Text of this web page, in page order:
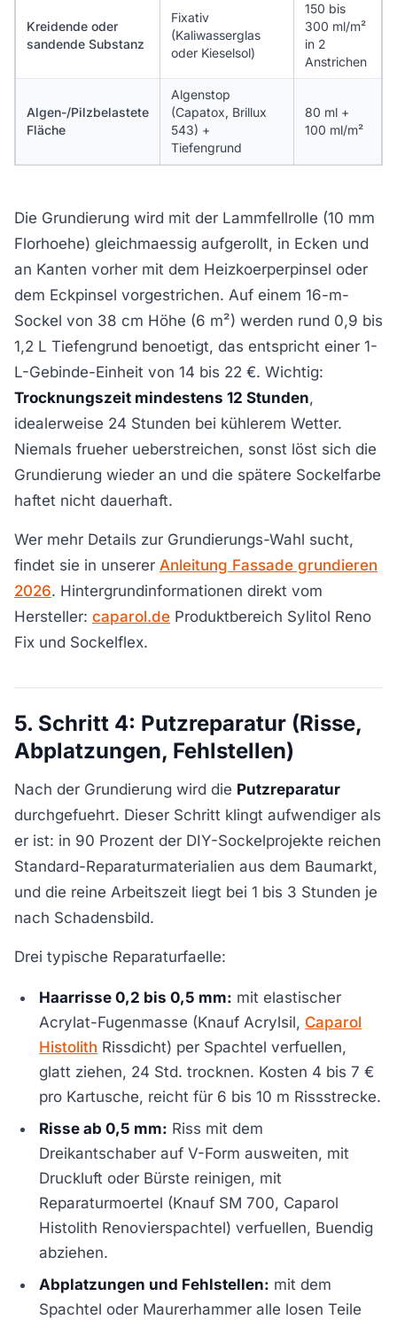
Kreidende oder
sandende Substanz
Fixativ
(Kaliwasserglas
oder Kieselsol)
150 bis
300 ml/m²
in 2
Anstrichen
Algen-/Pilzbelastete
Fläche
Algenstop
(Capatox, Brillux
543) +
Tiefengrund
80 ml +
100 ml/m²
Die Grundierung wird mit der Lammfellrolle (10 mm
Florhoehe) gleichmaessig aufgerollt, in Ecken und
an Kanten vorher mit dem Heizkoerperpinsel oder
dem Eckpinsel vorgestrichen. Auf einem 16-m-
Sockel von 38 cm Höhe (6 m²) werden rund 0,9 bis
1,2 L Tiefengrund benoetigt, das entspricht einer 1-
L-Gebinde-Einheit von 14 bis 22 €. Wichtig:
Trocknungszeit mindestens 12 Stunden,
idealerweise 24 Stunden bei kühlerem Wetter.
Niemals frueher ueberstreichen, sonst löst sich die
Grundierung wieder an und die spätere Sockelfarbe
haftet nicht dauerhaft.
Wer mehr Details zur Grundierungs-Wahl sucht,
findet sie in unserer Anleitung Fassade grundieren
2026. Hintergrundinformationen direkt vom
Hersteller: caparol.de Produktbereich Sylitol Reno
Fix und Sockelflex.
5. Schritt 4: Putzreparatur (Risse,
Abplatzungen, Fehlstellen)
Nach der Grundierung wird die Putzreparatur
durchgefuehrt. Dieser Schritt klingt aufwendiger als
er ist: in 90 Prozent der DIY-Sockelprojekte reichen
Standard-Reparaturmaterialien aus dem Baumarkt,
und die reine Arbeitszeit liegt bei 1 bis 3 Stunden je
nach Schadensbild.
Drei typische Reparaturfaelle:
Haarrisse 0,2 bis 0,5 mm: mit elastischer
Acrylat-Fugenmasse (Knauf Acrylsil, Caparol
Histolith Rissdicht) per Spachtel verfuellen,
glatt ziehen, 24 Std. trocknen. Kosten 4 bis 7 €
pro Kartusche, reicht für 6 bis 10 m Rissstrecke.
Risse ab 0,5 mm: Riss mit dem
Dreikantschaber auf V-Form ausweiten, mit
Druckluft oder Bürste reinigen, mit
Reparaturmoertel (Knauf SM 700, Caparol
Histolith Renovierspachtel) verfuellen, Buendig
abziehen.
Abplatzungen und Fehlstellen: mit dem
Spachtel oder Maurerhammer alle losen Teile